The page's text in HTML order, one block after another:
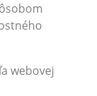
webovej